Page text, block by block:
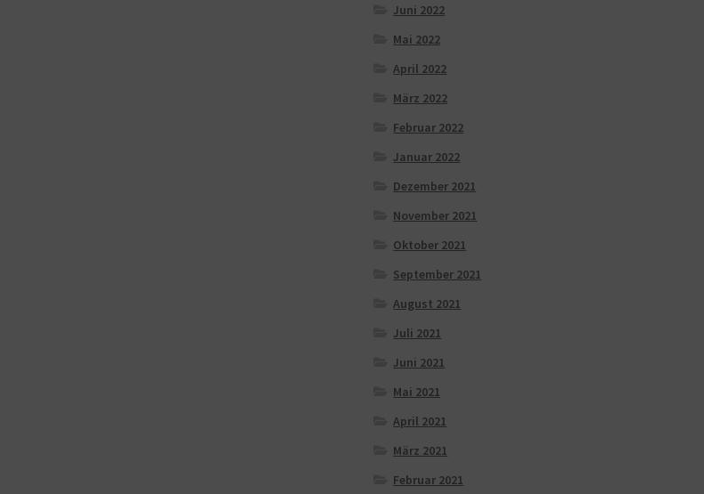
Juni 2022
Mai 2022
April 2022
März 2022
Februar 2022
Januar 2022
Dezember 2021
November 2021
Oktober 2021
September 2021
August 2021
Juli 2021
Juni 2021
Mai 2021
April 2021
März 2021
Februar 2021